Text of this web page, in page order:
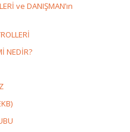
ve DANIŞMAN’ın
NEDİR?